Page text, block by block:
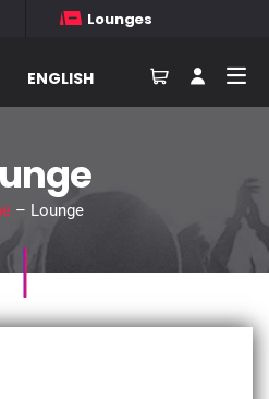
Lounges
ENGLISH
– Lounge